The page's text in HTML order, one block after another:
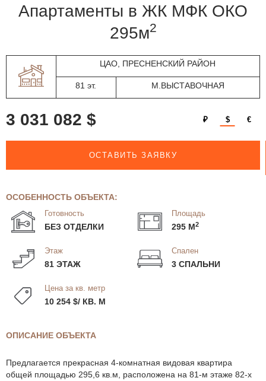
апартаменты в ЖК МФК ОКО
295м2
ЦАО, ПРЕСНЕНСКИЙ РАЙОН
81 эт. М.ВЫСТАВОЧНАЯ
3 031 082 $ ₽ $ €
ОСТАВИТЬ ЗАЯВКУ
ОСОБЕННОСТЬ ОБЪЕКТА:
Готовность
БЕЗ ОТДЕЛКИ
Площадь
295 М2
Этаж
81 ЭТАЖ
Спален
3 СПАЛЬНИ
Цена за кв. метр
10 254 $/ КВ. М
ОПИСАНИЕ ОБЪЕКТА
Предлагается прекрасная 4-комнатная видовая квартира
общей площадью 295,6 кв.м, расположена на 81-м этаже 82-х